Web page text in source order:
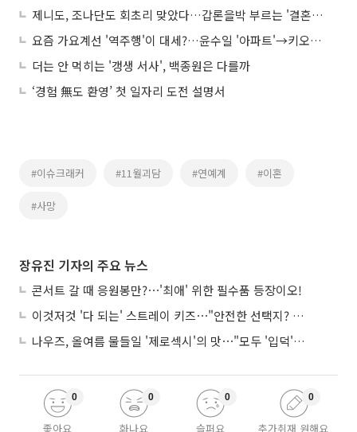
제니도, 조나단도 회초리 맞았다…갑론을박 부르는 '결혼식 문화'
요즘 가요계선 '역주행'이 대세?…윤수일 '아파트'→키오프 '이글루'까지
더는 안 먹히는 '갱생 서사', 백종원은 다를까
‘경험 無도 환영’ 첫 일자리 도전 설명서
#이슈크래커 #11월괴담 #연예계 #이혼
#사망
장유진 기자의 주요 뉴스
콘서트 갈 때 응원봉만?⋯'최애' 위한 필수품 등장이오!
이것저것 '다 되는' 스트레이 키즈⋯"안전한 선택지? 도전이 재밌죠"
나우즈, 올여름 물들일 '제로섹시'의 맛⋯"모두 '입덕'시킬 것"
좋아요
0
화나요
0
슬퍼요
0
추가취재 원해요
0